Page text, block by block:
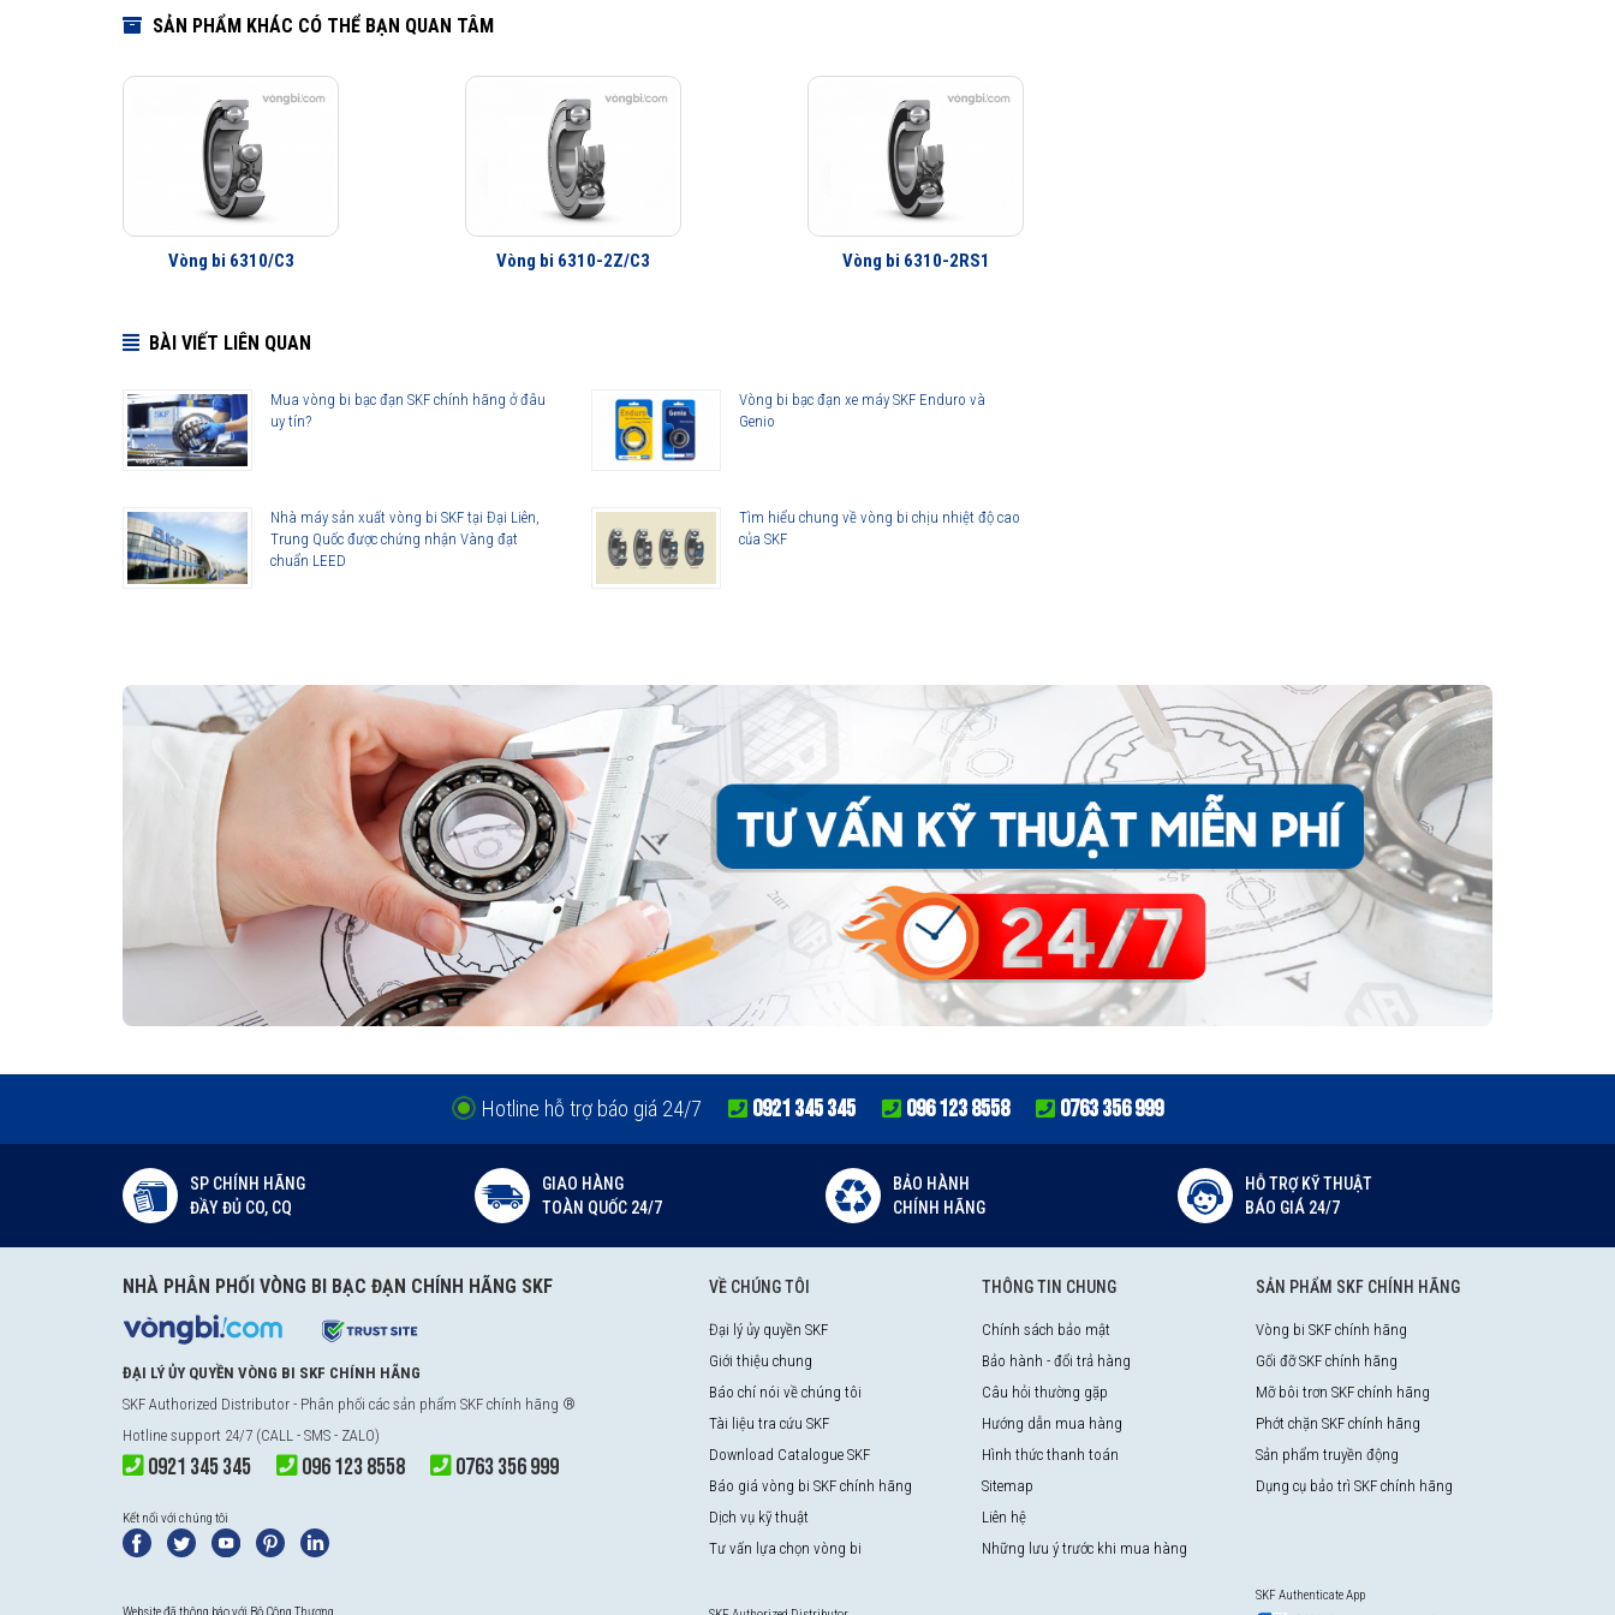
SẢN PHẨM KHÁC CÓ THỂ BẠN QUAN TÂM
Vòng bi 6310/C3 Vòng bi 6310-2Z/C3 Vòng bi 6310-2RS1
BÀI VIẾT LIÊN QUAN
Mua vòng bi bạc đạn SKF chính hãng ở đâu
uy tín?
Vòng bi bạc đạn xe máy SKF Enduro và
Genio
Nhà máy sản xuất vòng bi SKF tại Đại Liên,
Trung Quốc được chứng nhận Vàng đạt
chuẩn LEED
Tìm hiểu chung về vòng bi chịu nhiệt độ cao
của SKF
Hotline hỗ trợ báo giá 24/7 0921 345 345 096 123 8558 0763 356 999
SP CHÍNH HÃNG
ĐẦY ĐỦ CO, CQ
GIAO HÀNG
TOÀN QUỐC 24/7
BẢO HÀNH
CHÍNH HÃNG
HỖ TRỢ KỸ THUẬT
BÁO GIÁ 24/7
NHÀ PHÂN PHỐI VÒNG BI BẠC ĐẠN CHÍNH HÃNG SKF
ĐẠI LÝ ỦY QUYỀN VÒNG BI SKF CHÍNH HÃNG
SKF Authorized Distributor - Phân phối các sản phẩm SKF chính hãng ®
Hotline support 24/7 (CALL - SMS - ZALO)
0921 345 345 096 123 8558 0763 356 999
Kết nối với chúng tôi
VỀ CHÚNG TÔI
Đại lý ủy quyền SKF
Giới thiệu chung
Báo chí nói về chúng tôi
Tài liệu tra cứu SKF
Download Catalogue SKF
Báo giá vòng bi SKF chính hãng
Dịch vụ kỹ thuật
Tư vấn lựa chọn vòng bi
THÔNG TIN CHUNG
Chính sách bảo mật
Bảo hành - đổi trả hàng
Câu hỏi thường gặp
Hướng dẫn mua hàng
Hình thức thanh toán
Sitemap
Liên hệ
Những lưu ý trước khi mua hàng
SẢN PHẨM SKF CHÍNH HÃNG
Vòng bi SKF chính hãng
Gối đỡ SKF chính hãng
Mỡ bôi trơn SKF chính hãng
Phớt chặn SKF chính hãng
Sản phẩm truyền động
Dụng cụ bảo trì SKF chính hãng
SKF Authenticate App